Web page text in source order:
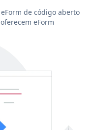
de código aberto
eForm